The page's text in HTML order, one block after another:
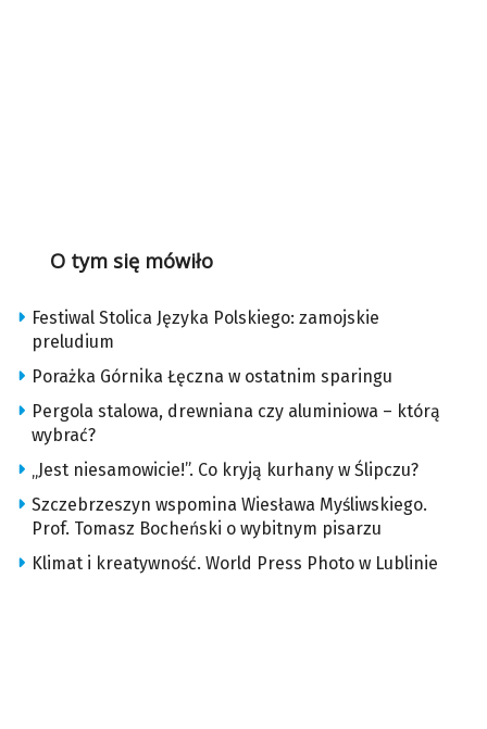
O tym się mówiło
Festiwal Stolica Języka Polskiego: zamojskie
preludium
Porażka Górnika Łęczna w ostatnim sparingu
Pergola stalowa, drewniana czy aluminiowa – którą
wybrać?
„Jest niesamowicie!”. Co kryją kurhany w Ślipczu?
Szczebrzeszyn wspomina Wiesława Myśliwskiego.
Prof. Tomasz Bocheński o wybitnym pisarzu
Klimat i kreatywność. World Press Photo w Lublinie